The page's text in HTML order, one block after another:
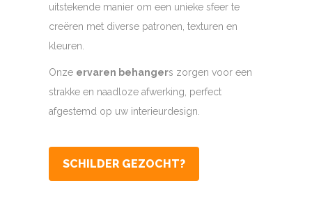
uitstekende manier om een unieke sfeer te
creëren met diverse patronen, texturen en
kleuren.
Onze ervaren behangers zorgen voor een
strakke en naadloze afwerking, perfect
afgestemd op uw interieurdesign.
SCHILDER GEZOCHT?